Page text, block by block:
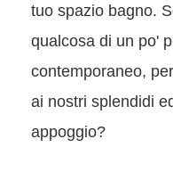
tuo spazio bagno.
qualcosa di un po'
contemporaneo,
ai nostri splendidi
appoggio?